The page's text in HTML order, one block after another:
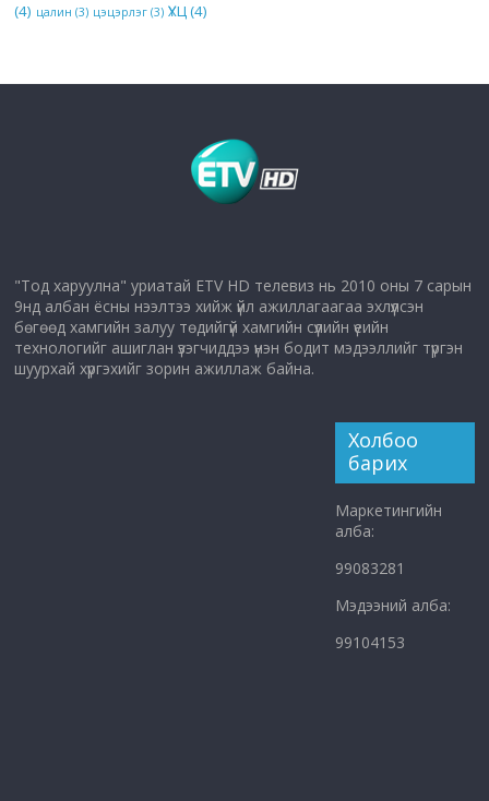
(4) цалин (3) цэцэрлэг (3) ҮХЦ(4)
"Тод харуулна" уриатай ETV HD телевиз нь 2010 оны 7 сарын
9нд албан ёсны нээлтээ хийж үйл ажиллагаагаа эхлүүлсэн
бөгөөд хамгийн залуу төдийгүй хамгийн сүүлийн үеийн
технологийг ашиглан үзэгчиддээ үнэн бодит мэдээллийг түргэн
шуурхай хүргэхийг зорин ажиллаж байна.
Холбоо
барих
Маркетингийн
алба:
99083281
Мэдээний алба:
99104153